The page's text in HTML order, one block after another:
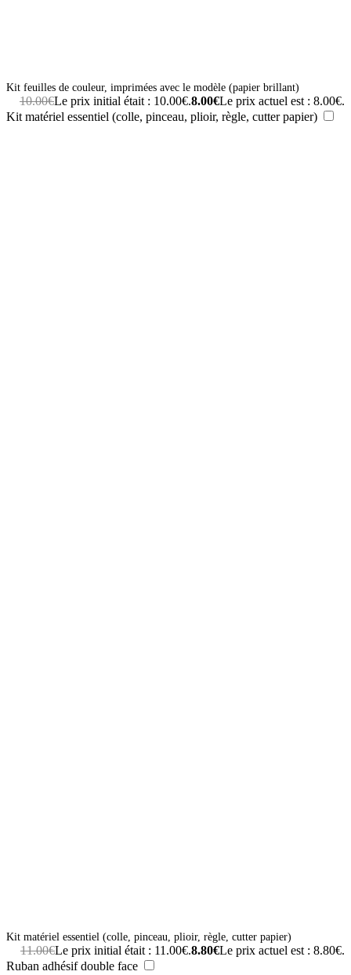
Kit feuilles de couleur, imprimées avec le modèle (papier brillant)
10.00€Le prix initial était : 10.00€.8.00€Le prix actuel est : 8.00€.
Kit matériel essentiel (colle, pinceau, plioir, règle, cutter papier)
Kit matériel essentiel (colle, pinceau, plioir, règle, cutter papier)
11.00€Le prix initial était : 11.00€.8.80€Le prix actuel est : 8.80€.
Ruban adhésif double face